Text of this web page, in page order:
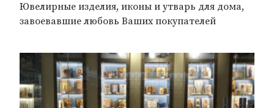
Ювелирные изделия, иконы и утварь для дома,
завоевавшие любовь Ваших покупателей